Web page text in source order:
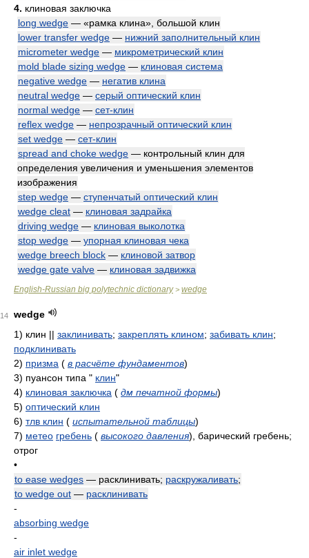
4. клиновая заключка
long wedge — «рамка клина», большой клин
lower transfer wedge — нижний заполнительный клин
micrometer wedge — микрометрический клин
mold blade sizing wedge — клиновая система
negative wedge — негатив клина
neutral wedge — серый оптический клин
normal wedge — сет-клин
reflex wedge — непрозрачный оптический клин
set wedge — сет-клин
spread and choke wedge — контрольный клин для
определения увеличения и уменьшения элементов
изображения
step wedge — ступенчатый оптический клин
wedge cleat — клиновая задрайка
driving wedge — клиновая выколотка
stop wedge — упорная клиновая чека
wedge breech block — клиновой затвор
wedge gate valve — клиновая задвижка
English-Russian big polytechnic dictionary> wedge
14
wedge
1) клин || заклинивать; закреплять клином; забивать клин;
подклинивать
2) призма ( в расчёте фундаментов)
3) пуансон типа " клин"
4) клиновая заключка ( дм печатной формы)
5) оптический клин
6) тлв клин ( испытательной таблицы)
7) метео гребень ( высокого давления) , барический гребень;
отрог
•
to ease wedges — расклинивать; раскружаливать;
to wedge out — расклинивать
-
absorbing wedge
-
air inlet wedge